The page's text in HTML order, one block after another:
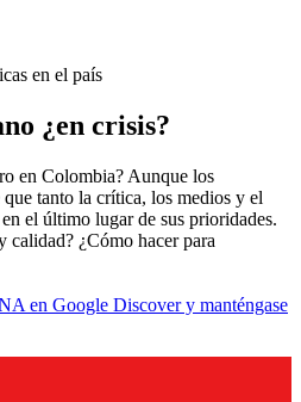
en el país
¿en crisis?
en Colombia? Aunque los
que tanto la crítica, los medios y el
el último lugar de sus prioridades.
calidad? ¿Cómo hacer para
en Google Discover y manténgase